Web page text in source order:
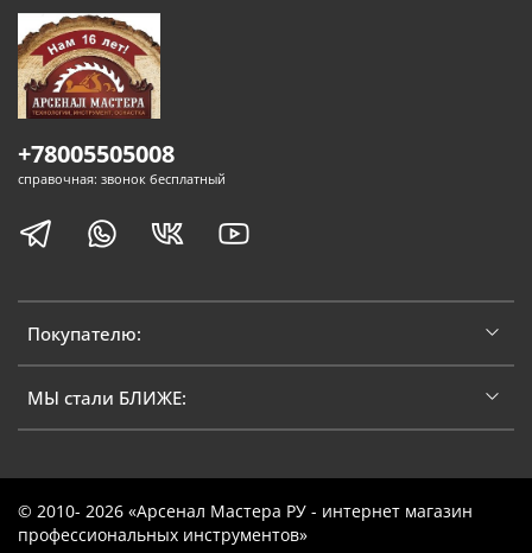
Покупателю:
МЫ стали БЛИЖЕ:
+78005505008
справочная: звонок бесплатный
© 2010- 2026 «Арсенал Мастера РУ - интернет магазин
профессиональных инструментов»